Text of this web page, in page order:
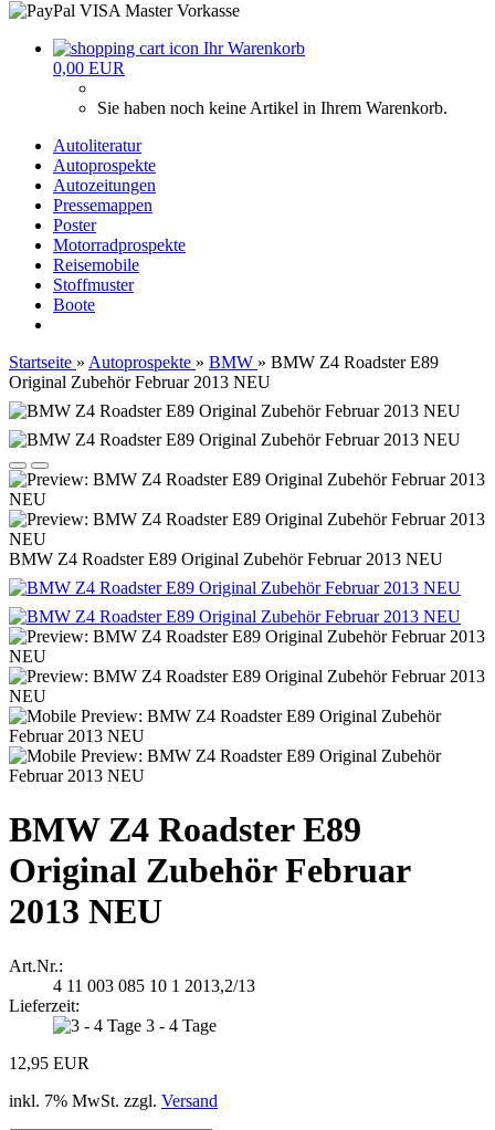
Ihr Warenkorb
0,00 EUR
Sie haben noch keine Artikel in Ihrem Warenkorb.
Autoliteratur
Autoprospekte
Autozeitungen
Pressemappen
Poster
Motorradprospekte
Reisemobile
Stoffmuster
Boote
Startseite » Autoprospekte » BMW » BMW Z4 Roadster E89
Original Zubehör Februar 2013 NEU
BMW Z4 Roadster E89 Original Zubehör Februar 2013 NEU
BMW Z4 Roadster E89
Original Zubehör Februar
2013 NEU
Art.Nr.:
4 11 003 085 10 1 2013,2/13
Lieferzeit:
3 - 4 Tage
12,95 EUR
inkl. 7% MwSt. zzgl. Versand